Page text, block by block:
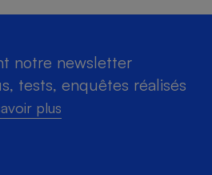
notre newsletter
tests, enquêtes réalisés
plus